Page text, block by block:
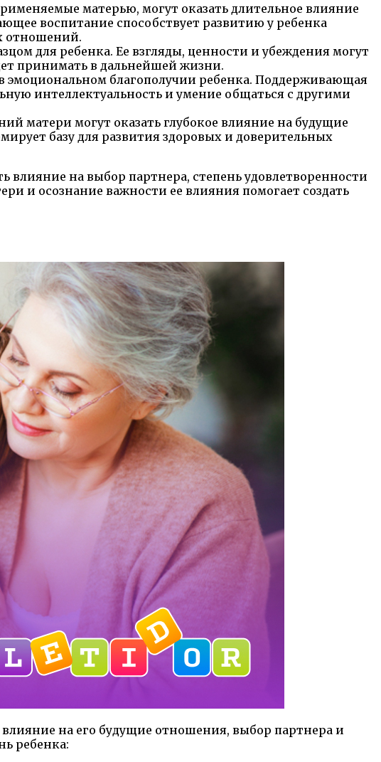
матерью, могут оказать длительное влияние
воспитание способствует развитию у ребенка
отношений.
для ребенка. Ее взгляды, ценности и убеждения могут
принимать в дальнейшей жизни.
благополучии ребенка. Поддерживающая
интеллектуальность и умение общаться с другими
матери могут оказать глубокое влияние на будущие
базу для развития здоровых и доверительных
на выбор партнера, степень удовлетворенности
и осознание важности ее влияния помогает создать
на его будущие отношения, выбор партнера и
ребенка: